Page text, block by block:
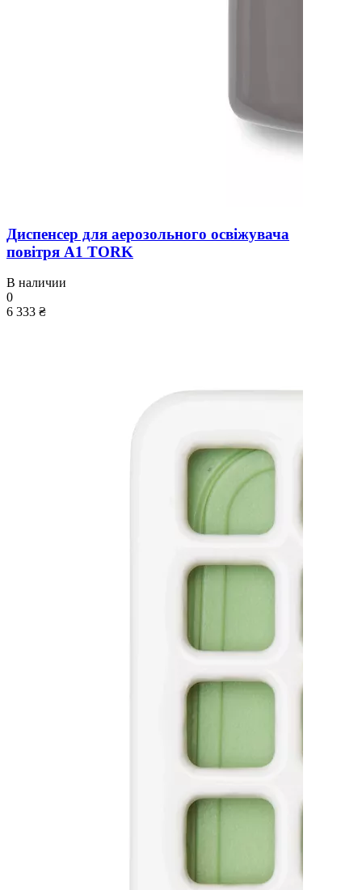
Диспенсер для аерозольного освіжувача
повітря A1 TORK
В наличии
0
6 333 ₴